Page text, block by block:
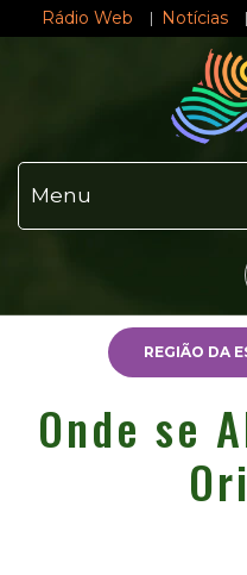
Rádio Web Notícias
Menu
REGIÃO DA
Onde se